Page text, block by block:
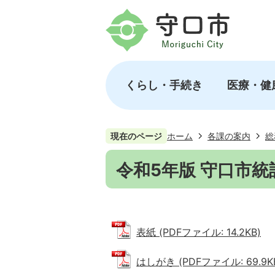
くらし・手続き 医療・
現在のページ ホーム 各課の案内
令和5年版 守口市統
表紙 (PDFファイル: 14.2KB)
はしがき (PDFファイル: